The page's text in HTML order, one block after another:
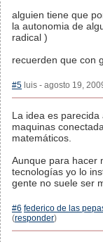
alguien tiene que
la autonomia de
radical )
recuerden que con
#5 luis - agosto 19,
La idea es
maquinas
matemáticos.
Aunque para hacer
tecnologías yo lo
gente no suele ser
#6 federico de las
(responder)